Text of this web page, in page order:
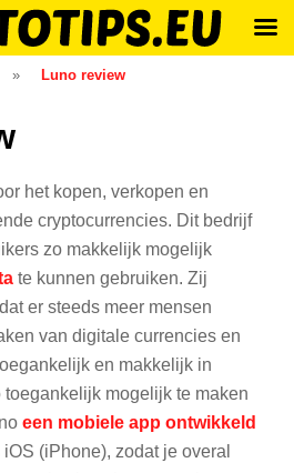
» Luno review
het kopen, verkopen en
cryptocurrencies. Dit bedrijf
zo makkelijk mogelijk
te kunnen gebruiken. Zij
er steeds meer mensen
van digitale currencies en
en makkelijk in
mogelijk te maken
een mobiele app ontwikkeld
(iPhone), zodat je overal